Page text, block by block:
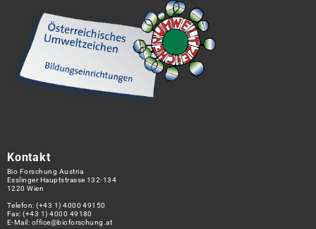
Kontakt
Bio Forschung Austria
Esslinger Hauptstrasse 132-134
1220 Wien
Telefon:(+43 1) 4000 49150
Fax: (+43 1) 4000 49180
E-Mail: office@bioforschung.at